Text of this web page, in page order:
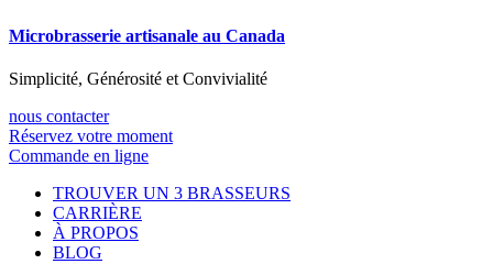
Microbrasserie artisanale au Canada
Simplicité, Générosité et Convivialité
nous contacter
Réservez votre moment
Commande en ligne
TROUVER UN 3 BRASSEURS
CARRIÈRE
À PROPOS
BLOG